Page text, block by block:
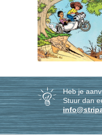
Heb je
Stuur dan